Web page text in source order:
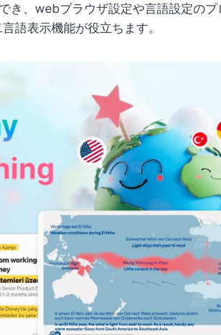
き、webブラウザ設定や言語設定のプ
語表示機能が役立ちます。